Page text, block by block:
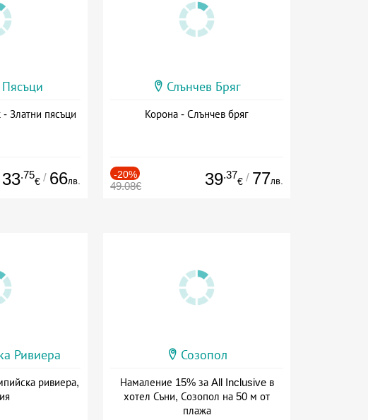
Златни пясъци
33.75
€ / 66лв.
Слънчев Бряг
Корона - Слънчев бряг
-20%
49.08€ 39.37
€ / 77лв.
Ривиера
ривиера,
Созопол
Намаление 15% за All Inclusive в
хотел Съни, Созопол на 50 м от
плажа